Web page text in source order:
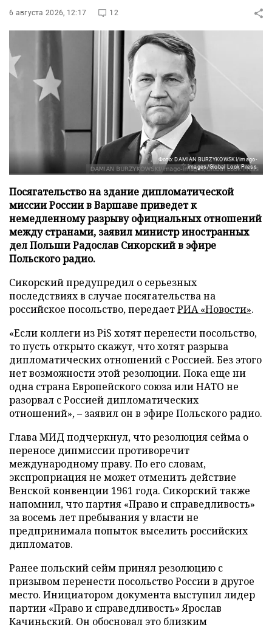
6 августа 2026, 12:17 12
Фото: DAMIAN BURZYKOWSKI/imago-
images/Global Look Press
Посягательство на здание дипломатической
миссии России в Варшаве приведет к
немедленному разрыву официальных отношений
между странами, заявил министр иностранных
дел Польши Радослав Сикорский в эфире
Польского радио.
Сикорский предупредил о серьезных
последствиях в случае посягательства на
российское посольство, передаетРИА «Новости».
«Если коллеги из PiS хотят перенести посольство,
то пусть открыто скажут, что хотят разрыва
дипломатических отношений с Россией. Без этого
нет возможности этой резолюции. Пока еще ни
одна страна Европейского союза или НАТО не
разорвал с Россией дипломатических
отношений», – заявил он в эфире Польского радио.
Глава МИД подчеркнул, что резолюция сейма о
переносе дипмиссии противоречит
международному праву. По его словам,
экспроприация не может отменить действие
Венской конвенции 1961 года. Сикорский также
напомнил, что партия «Право и справедливость»
за восемь лет пребывания у власти не
предпринимала попыток выселить российских
дипломатов.
Ранее польский сейм принял резолюцию с
призывом перенести посольство России в другое
место. Инициатором документа выступил лидер
партии «Право и справедливость» Ярослав
Качиньский. Он обосновал это близким